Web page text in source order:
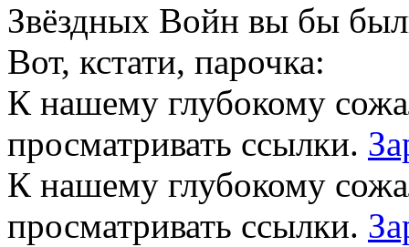
Звёздных Войн вы бы
Вот, кстати, парочка:
К нашему глубокому
просматривать ссылки.
К нашему глубокому
просматривать ссылки.